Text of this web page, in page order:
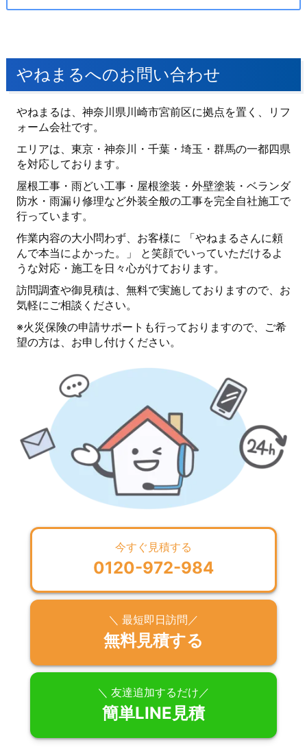
やねまるへのお問い合わせ
やねまるは、神奈川県川崎市宮前区に拠点を置く、リフ
ォーム会社です。
エリアは、東京・神奈川・千葉・埼玉・群馬の一都四県
を対応しております。
屋根工事・雨どい工事・屋根塗装・外壁塗装・ベランダ
防水・雨漏り修理など外装全般の工事を完全自社施工で
行っています。
作業内容の大小問わず、お客様に 「やねまるさんに頼
んで本当によかった。」 と笑顔でいっていただけるよ
うな対応・施工を日々心がけております。
訪問調査や御見積は、無料で実施しておりますので、お
気軽にご相談ください。
※火災保険の申請サポートも行っておりますので、ご希
望の方は、お申し付けください。
今すぐ見積する
0120-972-984
＼ 最短即日訪問／
無料見積する
＼ 友達追加するだけ／
簡単LINE見積